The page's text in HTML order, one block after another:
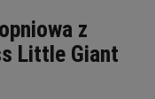
z
Little Giant